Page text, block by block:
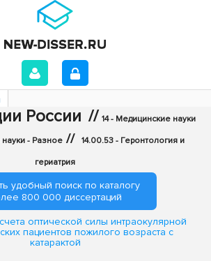
России // 14 - Медицинские науки
- Разное // 14.00.53 - Геронтология и
гериатрия
удобный поиск по каталогу
800 000 диссертаций
оптической силы интраокулярной
пациентов пожилого возраста с
катарактой